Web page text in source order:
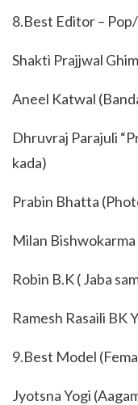
8.Best Editor –
Shakti Prajjwal
Aneel Katwal
Dhruvraj Parajuli
kada)
Prabin Bhatta
Milan
Robin B.K ( Jaba
Ramesh Rasaili BK
9.Best Model
Jyotsna Yogi